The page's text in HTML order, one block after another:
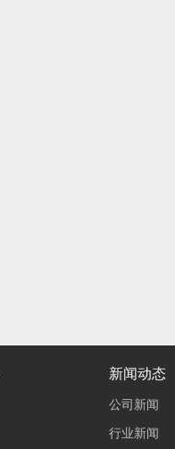
新闻动态
公司新闻
行业新闻